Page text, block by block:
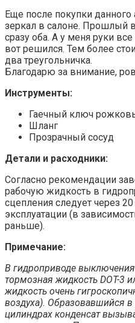
Еще после покупки
зеркал в салоне. Прошлый
сразу оба. А у меня руки
вот решился. Тем более
два треугольничка.
Благодарю за внимание,
Инструменты:
Гаечный ключ
Шланг
Прозрачный сосуд
Детали и расходники:
Согласно рекомендации
рабочую жидкость в
сцепления следует через
эксплуатации (в
раньше).
Примечание:
В гидроприводе выключения
тормозная жидкость DOT-3
жидкость очень
воздуха). Образовавшийся
цилиндрах конденсат